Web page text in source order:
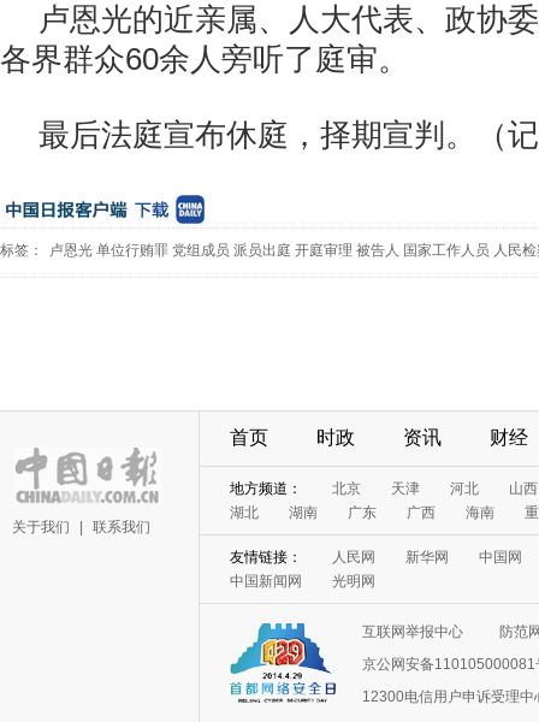
卢恩光的近亲属、人大代表、政协
各界群众60余人旁听了庭审。
最后法庭宣布休庭，择期宣判。（
标签： 卢恩光 单位行贿罪 党组成员 派员出庭 开庭审理 被告人 国家工作人员 人民
关于我们 联系我们
首页 时政 资讯 财经
地方频道： 北京 天津 河北
山西
湖北
湖南 广东 广西 海南
友情链接： 人民网 新华网
中国网
中国新闻网
光明网
互联网举报中心
防范
京公网安备110105000081
12300电信用户申诉受理中